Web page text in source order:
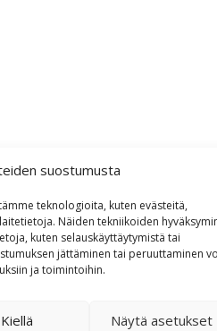
suostumusta
teknologioita, kuten evästeitä,
Näiden tekniikoiden
kuten selauskäyttäytymistä tai
jättäminen tai peruuttaminen
ja toimintoihin.
Kiellä Näytä asetukset